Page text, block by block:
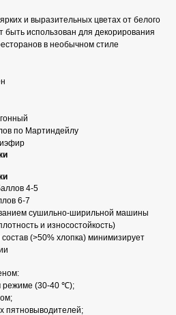
и выразительных цветах от белого
быть использован для декорирования
в необычном стиле
по Мартиндейлу
4-5
6-7
сушильно-ширильной машины
и износостойкость)
(>50% хлопка) минимизирует
режиме (30-40 ℃);
пятновыводителей;